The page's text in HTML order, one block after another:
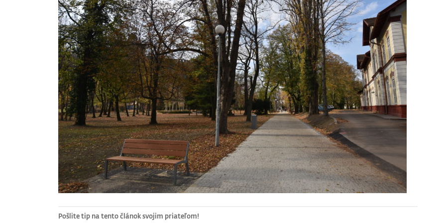
Pošlite tip na tento článok svojim priateľom!